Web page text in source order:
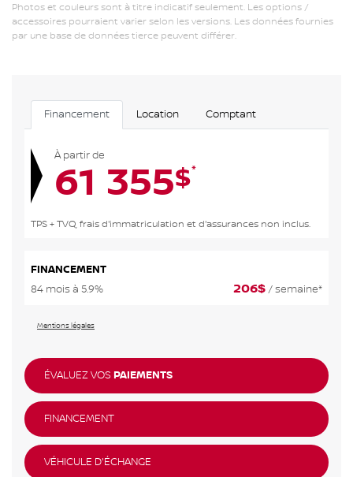
Photos et couleurs sont à titre indicatif seulement. Les options /
accessoires pourraient varier selon les versions. Les données fournies
par une base de données tierce peuvent différer.
Financement Location Comptant
À partir de
61 355$*
TPS + TVQ, frais d'immatriculation et d'assurances non inclus.
FINANCEMENT
84 mois à 5.9%
206$ / semaine*
Mentions légales
ÉVALUEZ VOS PAIEMENTS
FINANCEMENT
VÉHICULE D'ÉCHANGE